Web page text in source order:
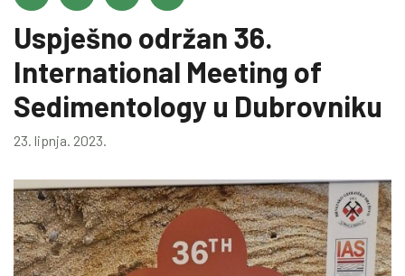
Uspješno održan 36.
International Meeting of
Sedimentology u Dubrovniku
23. lipnja. 2023.